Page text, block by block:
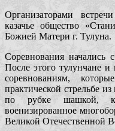
Организаторами
казачье общество
Божией Матери г. Тулуна.
Соревнования начались
После этого тулунчане
соревнованиям,
практической стрельбе
по рубке шашкой,
военизированное
Великой Отечественной